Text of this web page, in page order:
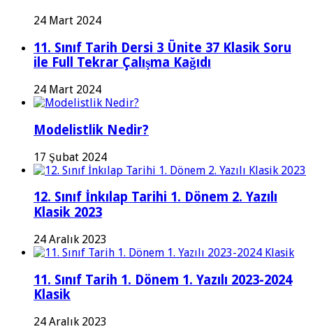
24 Mart 2024
11. Sınıf Tarih Dersi 3 Ünite 37 Klasik Soru
ile Full Tekrar Çalışma Kağıdı
24 Mart 2024
Modelistlik Nedir?
17 Şubat 2024
12. Sınıf İnkılap Tarihi 1. Dönem 2. Yazılı
Klasik 2023
24 Aralık 2023
11. Sınıf Tarih 1. Dönem 1. Yazılı 2023-2024
Klasik
24 Aralık 2023